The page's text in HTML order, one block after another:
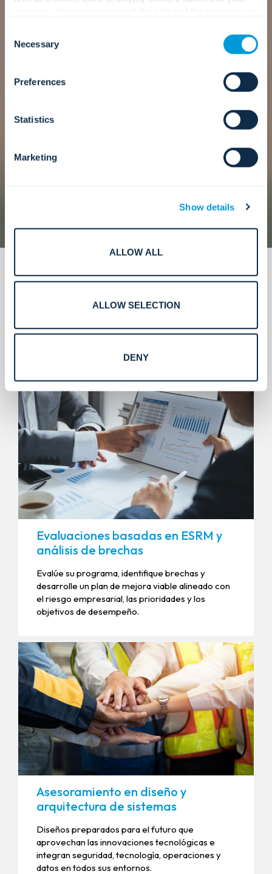
cookies. Click "Show details" below for more information
about who we share your information with.
Selection
Necessary
Preferences
Statistics
Marketing
Show details
ALLOW ALL
ALLOW SELECTION
DENY
sus equipos a alinearse, planificar y avanzar con
Nuestro enfoque
Evaluaciones basadas en ESRM y
análisis de brechas
Evalúe su programa, identifique brechas y
desarrolle un plan de mejora viable alineado con
el riesgo empresarial, las prioridades y los
objetivos de desempeño.
Asesoramiento en diseño y
arquitectura de sistemas
Diseños preparados para el futuro que
aprovechan las innovaciones tecnológicas e
integran seguridad, tecnología, operaciones y
datos en todos sus entornos.